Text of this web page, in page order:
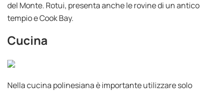
del Monte. Rotui, presenta anche le rovine di un antico
tempio e Cook Bay.
Cucina
Nella cucina polinesiana è importante utilizzare solo